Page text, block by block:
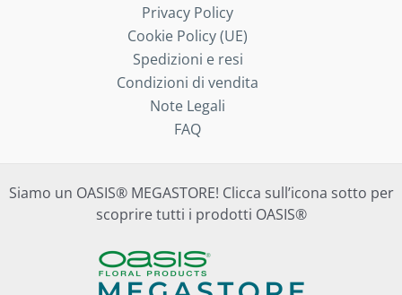
Privacy Policy
Cookie Policy (UE)
Spedizioni e resi
Condizioni di vendita
Note Legali
FAQ
Siamo un OASIS® MEGASTORE! Clicca sull’icona sotto per
scoprire tutti i prodotti OASIS®